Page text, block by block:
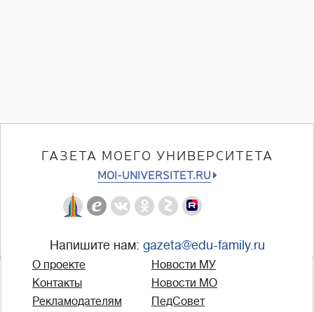
ГАЗЕТА МОЕГО УНИВЕРСИТЕТА
MOI-UNIVERSITET.RU
Напишите нам: gazeta@edu-family.ru
О проекте
Контакты
Рекламодателям
Новости МУ
Новости МО
ПедСовет